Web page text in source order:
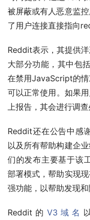
被屏蔽或有人恶意监
了用户连接直接指向
Reddit表示，其提供
大部分功能，其中包
在禁用JavaScript的
可以正常使用。如果
上报告，其会进行调查
Reddit还在公告中感
以及所有帮助构建企
们的发布主要基于该
部署模式，帮助实现
强功能，以帮助发现
Reddit的 V3域名